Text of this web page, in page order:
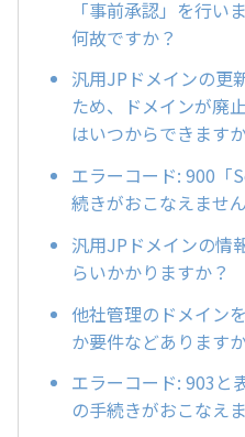
「事前承認」を行い
何故ですか？
汎用JPドメインの更
ため、ドメインが廃
はいつからできます
エラーコード: 900「
続きがおこなえません
汎用JPドメインの情
らいかかりますか？
他社管理のドメイン
か要件などあります
エラーコード: 903と
の手続きがおこなえま